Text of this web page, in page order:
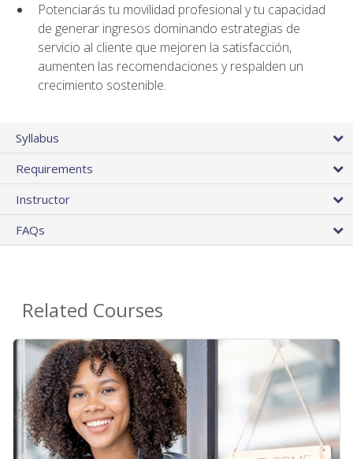
Potenciarás tu movilidad profesional y tu capacidad
de generar ingresos dominando estrategias de
servicio al cliente que mejoren la satisfacción,
aumenten las recomendaciones y respalden un
crecimiento sostenible.
Syllabus
Requirements
Instructor
FAQs
Related Courses